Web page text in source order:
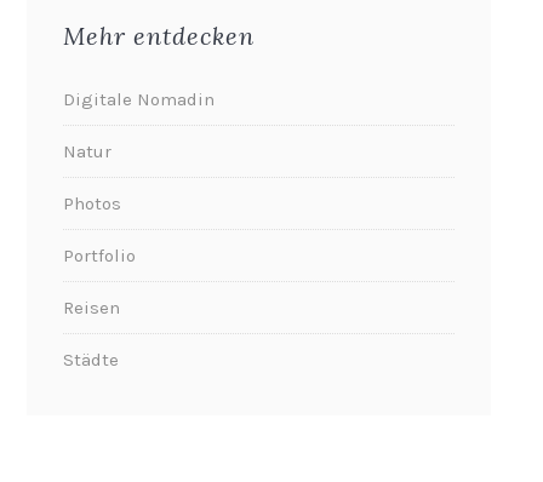
Mehr entdecken
Digitale Nomadin
Natur
Photos
Portfolio
Reisen
Städte